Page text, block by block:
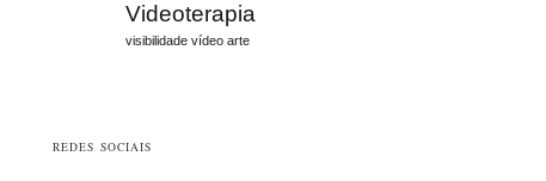
Videoterapia
visibilidade vídeo arte
REDES SOCIAIS